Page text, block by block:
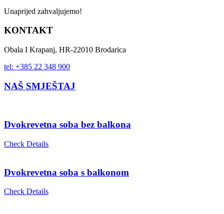
Unaprijed zahvaljujemo!
KONTAKT
Obala I Krapanj, HR-22010 Brodarica
tel: +385 22 348 900
NAŠ SMJEŠTAJ
Dvokrevetna soba bez balkona
Check Details
Dvokrevetna soba s balkonom
Check Details